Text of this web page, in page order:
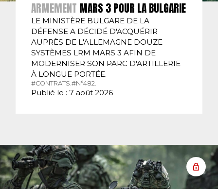
ARMEMENT MARS 3 POUR LA BULGARIE
LE MINISTÈRE BULGARE DE LA
DÉFENSE A DÉCIDÉ D'ACQUÉRIR
AUPRÈS DE L'ALLEMAGNE DOUZE
SYSTÈMES LRM MARS 3 AFIN DE
MODERNISER SON PARC D'ARTILLERIE
À LONGUE PORTÉE.
#CONTRATS.#N°482.
Publié le : 7 août 2026